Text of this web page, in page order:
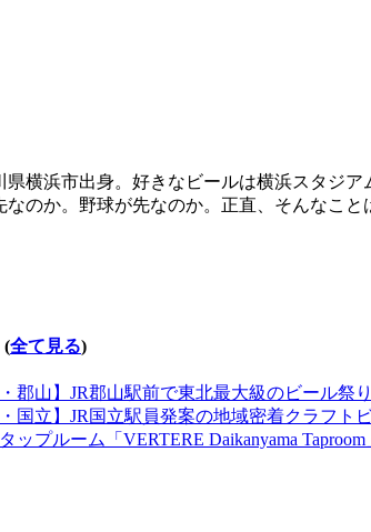
県横浜市出身。好きなビールは横浜スタジ
のか。野球が先なのか。正直、そんなこ
(全て見る)
・郡山】JR郡山駅前で東北最大級のビール
・国立】JR国立駅員発案の地域密着クラフ
ップルーム「VERTERE Daikanyama